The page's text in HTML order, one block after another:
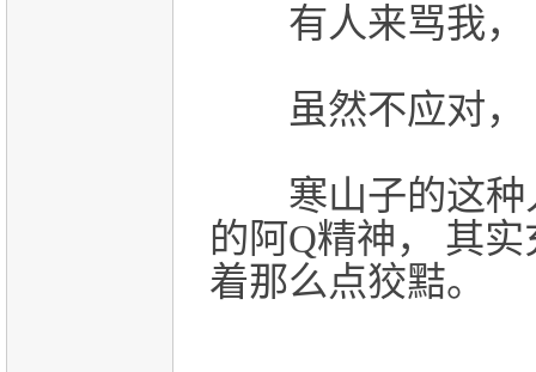
有人来骂我，
虽然不应对，
寒山子的这种
的阿Q精神， 其
着那么点狡黠。